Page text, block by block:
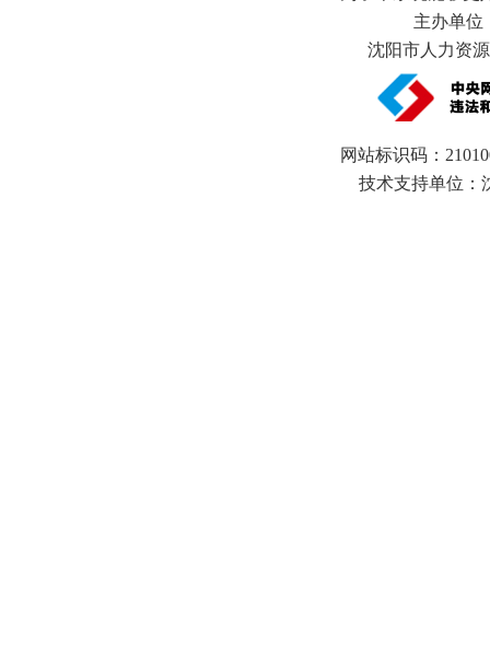
主办单位
沈阳市人力资
网站标识码：
技术支持单位：